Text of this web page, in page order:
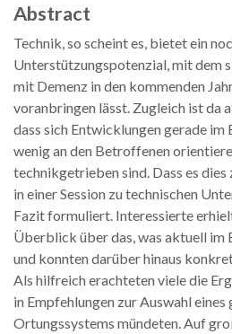
Abstract
Technik, so scheint es, bietet ein
Unterstützungspotenzial, mit dem
mit Demenz in den kommenden
voranbringen lässt. Zugleich ist da
dass sich Entwicklungen gerade im
wenig an den Betroffenen
technikgetrieben sind. Dass es
in einer Session zu technischen
Fazit formuliert. Interessierte
Überblick über das, was aktuell im
und konnten darüber hinaus
Als hilfreich erachteten viele die
in Empfehlungen zur Auswahl eines
Ortungssystems mündeten. Auf